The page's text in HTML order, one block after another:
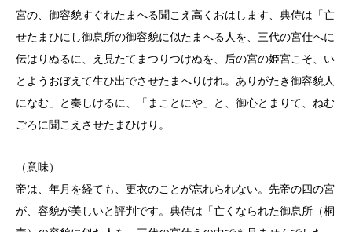
宮の、御容貌すぐれたまへる聞こえ高くおはします、典侍は「亡
せたまひにし御息所の御容貌に似たまへる人を、三代の宮仕へに
伝はりぬるに、え見たてまつりつけぬを、后の宮の姫宮こそ、い
とようおぼえて生ひ出でさせたまへりけれ。ありがたき御容貌人
になむ」と奏しけるに、「まことにや」と、御心とまりて、ねむ
ごろに聞こえさせたまひけり。
（意味）
帝は、年月を経ても、更衣のことが忘れられない。先帝の四の宮
が、容貌が美しいと評判です。典侍は「亡くなられた御息所（桐